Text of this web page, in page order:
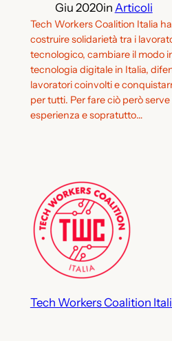
Giu 2020in Articoli
Tech Workers Coalition Italia
costruire solidarietà tra i
tecnologico, cambiare il modo
tecnologia digitale in Italia,
lavoratori coinvolti e
per tutti. Per fare ciò però
esperienza e sopratutto…
Tech Workers Coalition